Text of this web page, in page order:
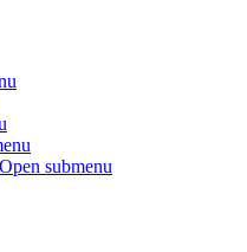
Open submenu